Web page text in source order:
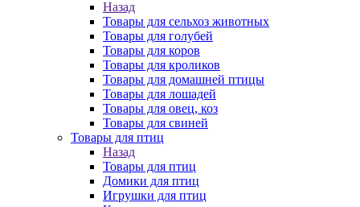
Назад
Товары для сельхоз животных
Товары для голубей
Товары для коров
Товары для кроликов
Товары для домашней птицы
Товары для лошадей
Товары для овец, коз
Товары для свиней
Товары для птиц
Назад
Товары для птиц
Домики для птиц
Игрушки для птиц